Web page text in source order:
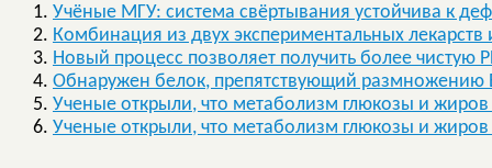
Учёные МГУ: система свёртывания устойчива к
Комбинация из двух экспериментальных лекарств
Новый процесс позволяет получить более чистую
Обнаружен белок, препятствующий размножению
Ученые открыли, что метаболизм глюкозы и
Ученые открыли, что метаболизм глюкозы и